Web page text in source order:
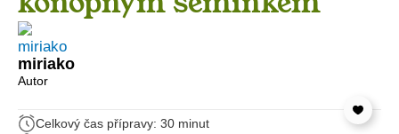
miriako
Autor
Celkový čas přípravy: 30 minut